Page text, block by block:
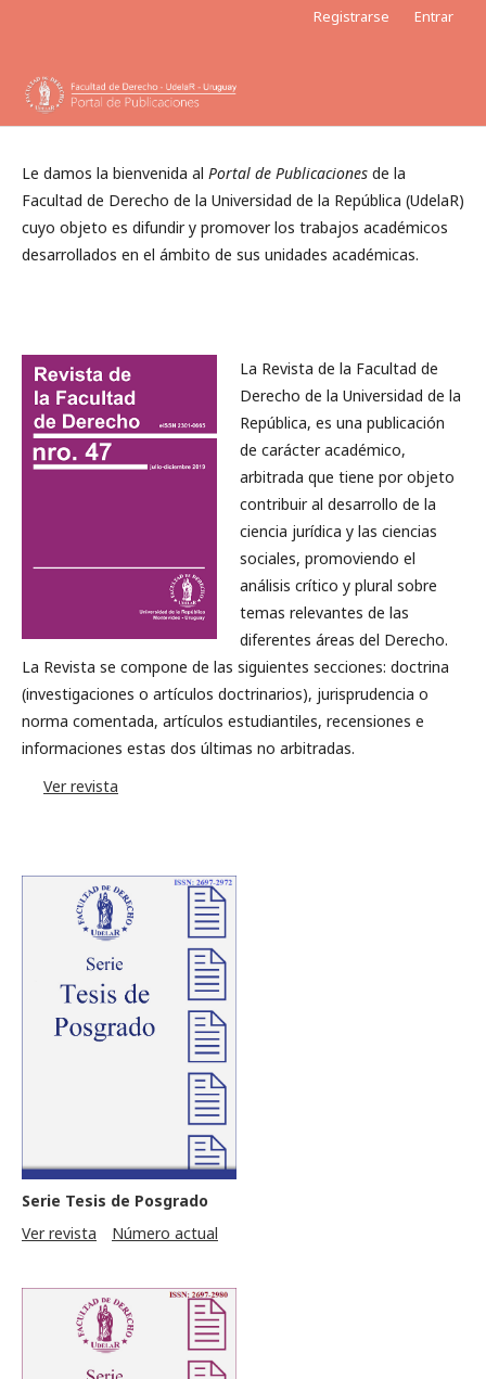
Registrarse Entrar
Le damos la bienvenida al Portal de Publicaciones de la
Facultad de Derecho de la Universidad de la República (UdelaR)
cuyo objeto es difundir y promover los trabajos académicos
desarrollados en el ámbito de sus unidades académicas.
La Revista de la Facultad de
Derecho de la Universidad de la
República, es una publicación
de carácter académico,
arbitrada que tiene por objeto
contribuir al desarrollo de la
ciencia jurídica y las ciencias
sociales, promoviendo el
análisis crítico y plural sobre
temas relevantes de las
diferentes áreas del Derecho.
La Revista se compone de las siguientes secciones: doctrina
(investigaciones o artículos doctrinarios), jurisprudencia o
norma comentada, artículos estudiantiles, recensiones e
informaciones estas dos últimas no arbitradas.
Ver revista
Serie Tesis de Posgrado
Ver revista
Número actual